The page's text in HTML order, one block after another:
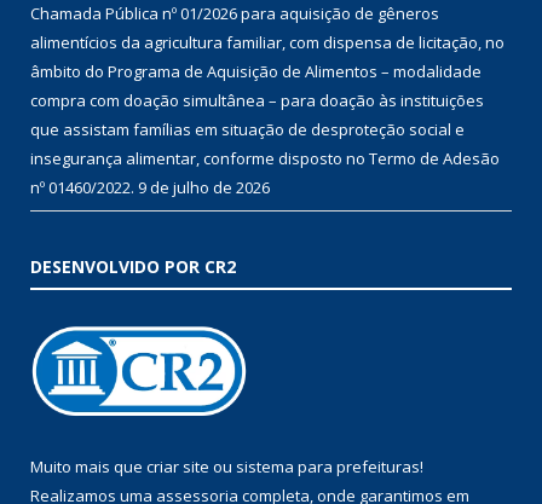
Chamada Pública nº 01/2026 para aquisição de gêneros
alimentícios da agricultura familiar, com dispensa de licitação, no
âmbito do Programa de Aquisição de Alimentos – modalidade
compra com doação simultânea – para doação às instituições
que assistam famílias em situação de desproteção social e
insegurança alimentar, conforme disposto no Termo de Adesão
nº 01460/2022. 9 de julho de 2026
DESENVOLVIDO POR CR2
Muito mais que criar site ou sistema para prefeituras!
Realizamos uma assessoria completa, onde garantimos em